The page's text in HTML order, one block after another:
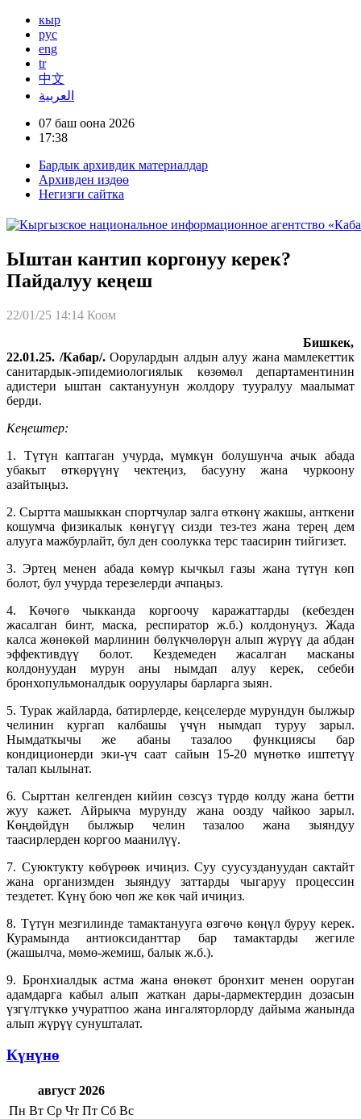
кыр
рус
eng
tr
中文
العربية
07 баш оона 2026
17:38
Бардык архивдик материалдар
Архивден издөө
Негизги сайтка
Ыштан кантип коргонуу керек?
Пайдалуу кеңеш
22/01/25 14:14 Коом
Бишкек,
22.01.25. /Кабар/. Оорулардын алдын алуу жана мамлекеттик
санитардык-эпидемиологиялык көзөмөл департаментинин
адистери ыштан сактануунун жолдору тууралуу маалымат
берди.
Кеңештер:
1. Түтүн каптаган учурда, мүмкүн болушунча ачык абада
убакыт өткөрүүнү чектеңиз, басууну жана чуркоону
азайтыңыз.
2. Сыртта машыккан спортчулар залга өткөнү жакшы, анткени
кошумча физикалык көнүгүү сизди тез-тез жана терең дем
алууга мажбурлайт, бул ден соолукка терс таасирин тийгизет.
3. Эртең менен абада көмүр кычкыл газы жана түтүн көп
болот, бул учурда терезелерди ачпаңыз.
4. Көчөгө чыкканда коргоочу каражаттарды (кебезден
жасалган бинт, маска, респиратор ж.б.) колдонуңуз. Жада
калса жөнөкөй марлинин бөлүкчөлөрүн алып жүрүү да абдан
эффективдүү болот. Кездемеден жасалган масканы
колдонуудан мурун аны нымдап алуу керек, себеби
бронхопульмоналдык ооруулары барларга зыян.
5. Турак жайларда, батирлерде, кеңселерде мурундун былжыр
челинин кургап калбашы үчүн нымдап туруу зарыл.
Нымдаткычы же абаны тазалоо функциясы бар
кондиционерди эки-үч саат сайын 15-20 мүнөткө иштетүү
талап кылынат.
6. Сырттан келгенден кийин сөзсүз түрдө колду жана бетти
жуу кажет. Айрыкча мурунду жана оозду чайкоо зарыл.
Көңдөйдүн былжыр челин тазалоо жана зыяндуу
таасирлерден коргоо маанилүү.
7. Суюктукту көбүрөөк ичиңиз. Суу суусуздануудан сактайт
жана организмден зыяндуу заттарды чыгаруу процессин
тездетет. Күнү бою чөп же көк чай ичиңиз.
8. Түтүн мезгилинде тамактанууга өзгөчө көңүл буруу керек.
Курамында антиоксиданттар бар тамактарды жегиле
(жашылча, мөмө-жемиш, балык ж.б.).
9. Бронхиалдык астма жана өнөкөт бронхит менен ооруган
адамдарга кабыл алып жаткан дары-дармектердин дозасын
үзгүлтүккө учуратпоо жана ингаляторлорду дайыма жанында
алып жүрүү сунушталат.
Күнүнө
август 2026
Пн Вт Ср Чт Пт Сб Вс